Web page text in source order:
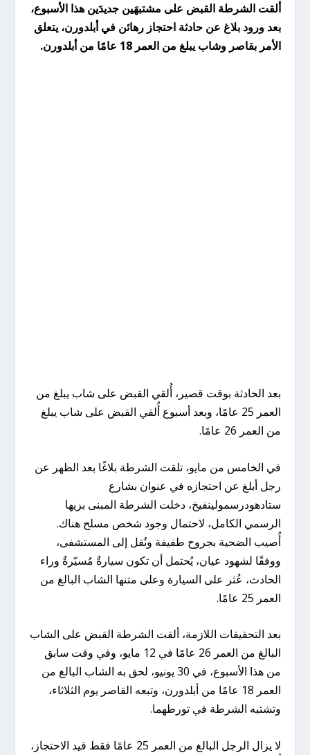
ألقت الشرطة القبض على مشتبهَين جديدَين هذا الأسبوع،
بعد ورود بلاغ عن حادثة احتجاز رهائن في أبلدورن، يتعلق
الأمر بقاصر وشاب يبلغ من العمر 18 عامًا من أبلدورن.
بعد الحادثة بوقت قصير، أُلقي القبض على شاب يبلغ من
العمر 25 عامًا، وبعد أسبوع أُلقي القبض على شاب يبلغ
من العمر 26 عامًا.
في الخامس من مايو، تلقت الشرطة بلاغًا بعد الظهر عن
رجل أبلغ عن احتجازه في عنوان بشارع
ستادهودرسمولينفيخ، دخلت الشرطة المبنى بزيها
الرسمي الكامل، لاحتمال وجود شخص مسلح هناك.
أُصيب الضحية بجروح طفيفة ونُقل إلى المستشفى،
ووفقًا لشهود عيان، يُحتمل أن تكون سيارةٌ مُسيّرةٌ وراء
الحادث، عُثر على السيارة وعلى متنها الشاب البالغ من
العمر 25 عامًا.
بعد التحقيقات اللازمة، ألقت الشرطة القبض على الشاب
البالغ من العمر 26 عامًا في 12 مايو، وفي وقت سابق
من هذا الأسبوع، في 30 يونيو، لحق به الشاب البالغ من
العمر 18 عامًا من أبلدورن، وتبعه القاصر يوم الثلاثاء،
وتشتبه الشرطة في تورطهما.
لا يزال الرجل البالغ من العمر 25 عامًا فقط قيد الاحتجاز،